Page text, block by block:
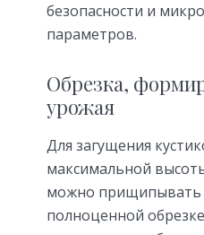
безопасности и
параметров.
Обрезка,
урожая
Для загущения
максимальной
можно прищипывать
полноценной